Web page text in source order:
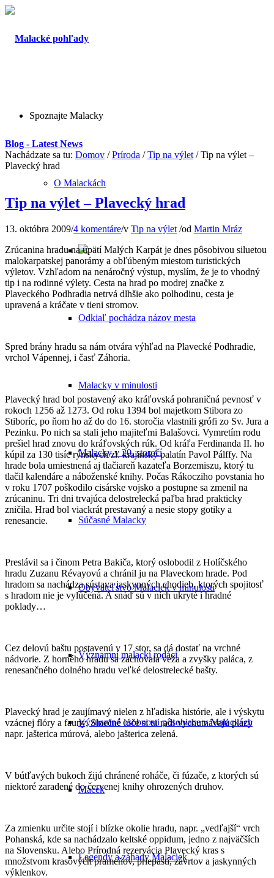
Spoznajte Malacky
O Malackách
Odkiaľ pochádza názov mesta
Malacky v minulosti
Malacky v 20. storočí
Súčasné Malacky
Obyvateľstvo Malaciek v minulosti
Významní malackí rodáci
Významné osobnosti pôsobiace v Malackách
Macek
Legendy a záhady Malaciek
Blog - Latest News
Nachádzate sa tu: Domov / Príroda / Tip na výlet / Tip na výlet –
Plavecký hrad
Tip na výlet – Plavecký hrad
13. októbra 2009/4 komentáre/v Tip na výlet /od Martin Mráz
Zrúcanina hradu na upätí Malých Karpát je dnes pôsobivou siluetou
malokarpatskej panorámy a obľúbeným miestom turistických
výletov. Vzhľadom na nenáročný výstup, myslím, že je to vhodný
tip i na rodinné výlety. Cesta na hrad po modrej značke z
Plaveckého Podhradia netrvá dlhšie ako polhodinu, cesta je
upravená a kráčate v tieni stromov.
Spred brány hradu sa nám otvára výhľad na Plavecké Podhradie,
vrchol Vápennej, i časť Záhoria.
Plavecký hrad bol postavený ako kráľovská pohraničná pevnosť v
rokoch 1256 až 1273. Od roku 1394 bol majetkom Stibora zo
Stiboríc, po ňom ho až do do 16. storočia vlastnili grófi zo Sv. Jura a
Pezinku. Po nich sa stali jeho majiteľmi Balašovci. Vymretím rodu
prešiel hrad znovu do kráľovských rúk. Od kráľa Ferdinanda II. ho
kúpil za 130 tisíc rýnskych zl. krajinský palatín Pavol Pálffy. Na
hrade bola umiestnená aj tlačiareň kazateľa Borzemiszu, ktorý tu
tlačil kalendáre a náboženské knihy. Počas Rákocziho povstania ho
v roku 1707 poškodilo cisárske vojsko a postupne sa zmenil na
zrúcaninu. Tri dni trvajúca delostrelecká paľba hrad prakticky
zničila. Hrad bol viackrát prestavaný a nesie stopy gotiky a
renesancie.
Preslávil sa i činom Petra Bakiča, ktorý oslobodil z Holíčského
hradu Zuzanu Révayovú a chránil ju na Plaveckom hrade. Pod
hradom sa nachádza sústava jaskynných chodieb, ktorých spojitosť
s hradom nie je vylúčená. A snáď sú v nich ukryté i hradné
poklady…
Cez delovú baštu postavenú v 17 stor. sa dá dostať na vrchné
nádvorie. Z horného hradu sa zachovala veža a zvyšky paláca, z
renesančného dolného hradu veľké delostrelecké bašty.
Plavecký hrad je zaujímavý nielen z hľadiska histórie, ale i výskytu
vzácnej flóry a fauny. Slnečné lúče si tu radi vychutnávajú plazy
napr. jašterica múrová, alebo jašterica zelená.
V bútľavých bukoch žijú chránené roháče, či fúzače, z ktorých sú
niektoré zaradené do červenej knihy ohrozených druhov.
Za zmienku určite stojí i blízke okolie hradu, napr. „vedľajší“ vrch
Pohanská, kde sa nachádzalo keltské oppidum, jedno z najväčších
na Slovensku. Alebo Prírodná rezervácia Plavecký kras s
množstvom krasových prameňov, priepastí, závrtov a jaskynných
výklenkov.